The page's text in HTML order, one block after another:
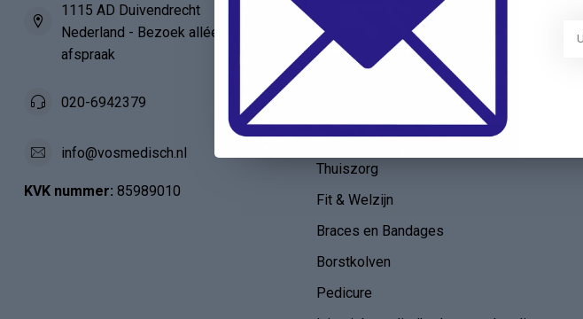
1115 AD Duivendrecht
Nederland - Bezoek alléén op
afspraak
020-6942379
info@vosmedisch.nl
KVK nummer: 85989010
HAIO / AIO
Diabetes en Zelftesten
Thuiszorg
Fit & Welzijn
Braces en Bandages
Borstkolven
Pedicure